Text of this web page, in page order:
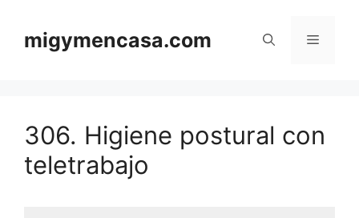
contenido
migymencasa.com Menú
306. Higiene postural con
teletrabajo